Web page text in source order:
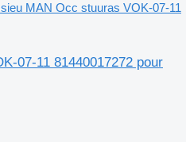
MAN Occ stuuras VOK-07-11
07-11 81440017272 pour